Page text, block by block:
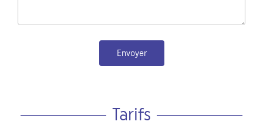
Envoyer
Tarifs